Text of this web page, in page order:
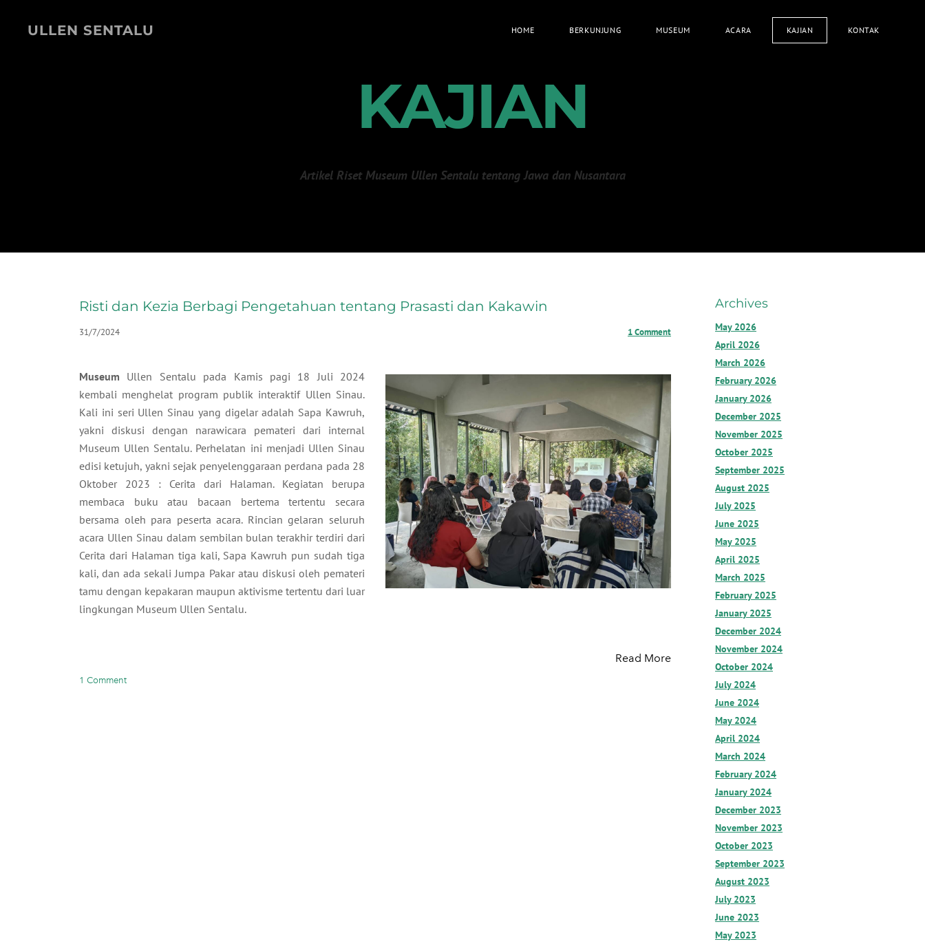
ULLEN SENTALU HOME BERKUNJUNG MUSEUM ACARA KAJIAN KONTAK
KAJIAN
Artikel Riset Museum Ullen Sentalu tentang Jawa dan Nusantara
Risti dan Kezia Berbagi Pengetahuan tentang Prasasti dan Kakawin
31/7/2024 1 Comment
Museum Ullen Sentalu pada Kamis pagi 18 Juli 2024
kembali menghelat program publik interaktif Ullen Sinau.
Kali ini seri Ullen Sinau yang digelar adalah Sapa Kawruh,
yakni diskusi dengan narawicara pemateri dari internal
Museum Ullen Sentalu. Perhelatan ini menjadi Ullen Sinau
edisi ketujuh, yakni sejak penyelenggaraan perdana pada 28
Oktober 2023 : Cerita dari Halaman. Kegiatan berupa
membaca buku atau bacaan bertema tertentu secara
bersama oleh para peserta acara. Rincian gelaran seluruh
acara Ullen Sinau dalam sembilan bulan terakhir terdiri dari
Cerita dari Halaman tiga kali, Sapa Kawruh pun sudah tiga
kali, dan ada sekali Jumpa Pakar atau diskusi oleh pemateri
tamu dengan kepakaran maupun aktivisme tertentu dari luar
lingkungan Museum Ullen Sentalu.
Read More
1 Comment
Archives
May 2026
April 2026
March 2026
February 2026
January 2026
December 2025
November 2025
October 2025
September 2025
August 2025
July 2025
June 2025
May 2025
April 2025
March 2025
February 2025
January 2025
December 2024
November 2024
October 2024
July 2024
June 2024
May 2024
April 2024
March 2024
February 2024
January 2024
December 2023
November 2023
October 2023
September 2023
August 2023
July 2023
June 2023
May 2023